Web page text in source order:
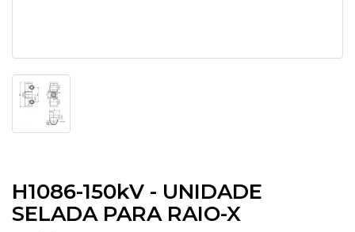
H1086-150kV - UNIDADE
SELADA PARA RAIO-X